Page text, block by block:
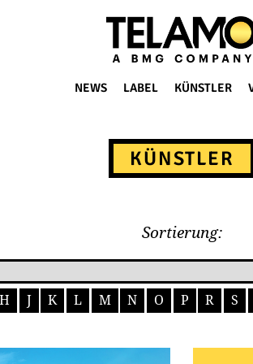
NEWS LABEL KÜNSTLER
KÜNSTLER
Sortierung:
H J K L M N O P R S